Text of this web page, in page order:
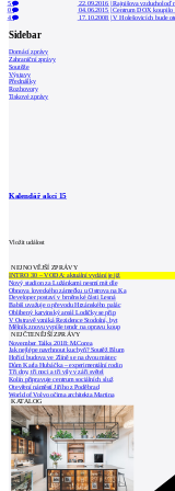
5 22.09.2016 |Rajnišova vzducholoď
0
04.06.2015 |Centrum DOX koupilo
4
17.10.2008 |V Holešovicích bude
Sidebar
Domácí zprávy
Zahraniční zprávy
Soutěže
Výstavy
Přednášky
Rozhovory
Tiskové zprávy
Kalendář akcí 15
Vložit událost
NEJNOVĚJŠÍ ZPRÁVY
INTRO 30 – VODA: aktuální vydání je již
Nový stadion za Lužánkami nesmí mít dle
Obnova loveckého zámečku u Ostrova na Ka
Developer postaví v brněnské části Lesná
Babiš uvažuje o převodu Hrzánského palác
Oblíbený karvinský areál Lodičky se přip
V Ostravě vzniká Rezidence Stodolní, byt
Mělník znovu vypíše tendr na opravu koup
NEJČTENĚJŠÍ ZPRÁVY
November Talks 2018: M.Corea
Jak nejlépe navrhnout kuchyň? Soutěž Blum
Hořící budova ve Zlíně se na dvou místec
Dům Karla Hubáčka – experimentální rodin
Tři dny, tři noci a tři vily v záři světel
Kolín připravuje centrum sociálních služ
Otevření náměstí Jiřího z Poděbrad
World of Volvo očima architekta Martina
KATALOG